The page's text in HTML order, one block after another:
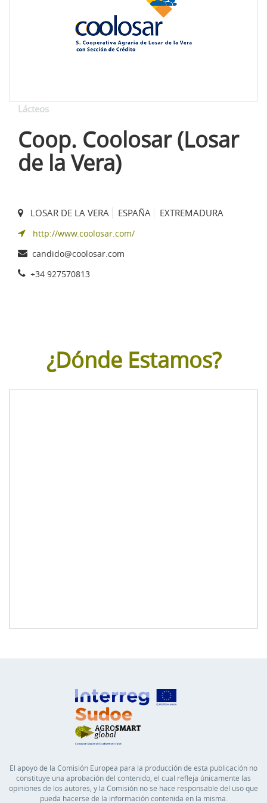
Lácteos
Coop. Coolosar (Losar
de la Vera)
LOSAR DE LA VERA ESPAÑA EXTREMADURA
http://www.coolosar.com/
candido@coolosar.com
+34 927570813
¿Dónde Estamos?
El apoyo de la Comisión Europea para la producción de esta publicación no
constituye una aprobación del contenido, el cual refleja únicamente las
opiniones de los autores, y la Comisión no se hace responsable del uso que
pueda hacerse de la información contenida en la misma.